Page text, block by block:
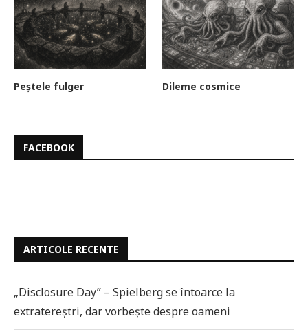
Peștele fulger Dileme cosmice
FACEBOOK
ARTICOLE RECENTE
„Disclosure Day” – Spielberg se întoarce la
extratereștri, dar vorbește despre oameni